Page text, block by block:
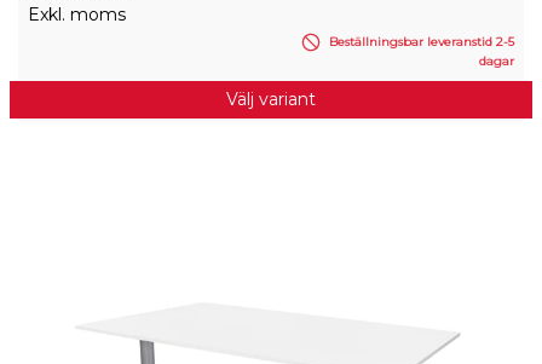
Exkl. moms
Beställningsbar leveranstid 2-5
dagar
Välj variant